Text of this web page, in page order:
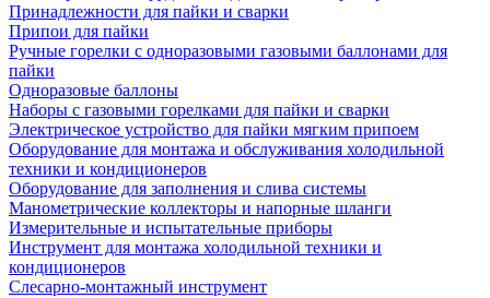
Принадлежности для пайки и сварки
Припои для пайки
Ручные горелки с одноразовыми газовыми баллонами для
пайки
Одноразовые баллоны
Наборы с газовыми горелками для пайки и сварки
Электрическое устройство для пайки мягким припоем
Оборудование для монтажа и обслуживания холодильной
техники и кондиционеров
Оборудование для заполнения и слива системы
Манометрические коллекторы и напорные шланги
Измерительные и испытательные приборы
Инструмент для монтажа холодильной техники и
кондиционеров
Слесарно-монтажный инструмент